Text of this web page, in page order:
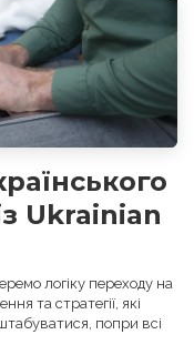
Ukrainian
логіку переходу на
та стратегії, які
попри всі